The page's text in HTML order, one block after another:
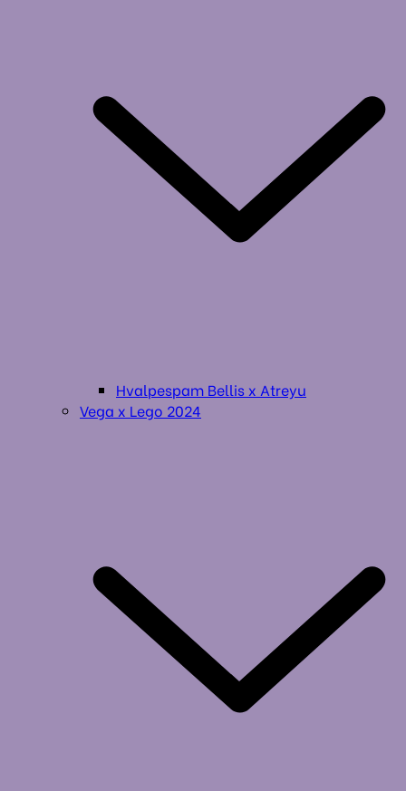
Hvalpespam Bellis x Atreyu
Vega x Lego 2024